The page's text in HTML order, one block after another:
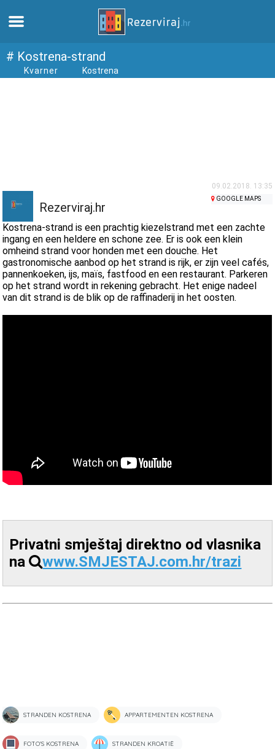
Thuis
webcams
Ontmoet Kroatië
musea
# Kostrena-strand
Kvarner Kostrena
09.02.2018. 13:35
Rezerviraj.hr
GOOGLE MAPS
Kostrena-strand is een prachtig kiezelstrand met een zachte
ingang en een heldere en schone zee. Er is ook een klein
omheind strand voor honden met een douche. Het
gastronomische aanbod op het strand is rijk, er zijn veel cafés,
pannenkoeken, ijs, maïs, fastfood en een restaurant. Parkeren
op het strand wordt in rekening gebracht. Het enige nadeel
van dit strand is de blik op de raffinaderij in het oosten.
Privatni smještaj direktno od vlasnika
na
www.SMJESTAJ.com.hr/trazi
STRANDEN KOSTRENA APPARTEMENTEN KOSTRENA
FOTO'S KOSTRENA STRANDEN KROATIË